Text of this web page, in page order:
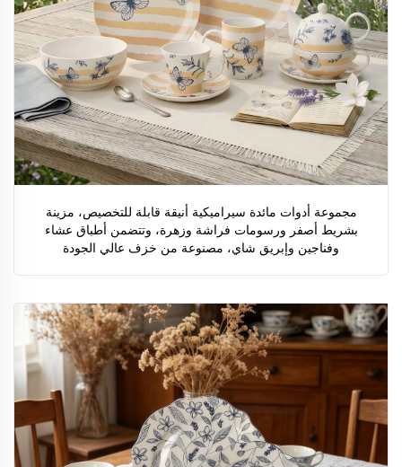
مجموعة أدوات مائدة سيراميكية أنيقة قابلة للتخصيص، مزينة
بشريط أصفر ورسومات فراشة وزهرة، وتتضمن أطباق عشاء
وفناجين وإبريق شاي، مصنوعة من خزف عالي الجودة